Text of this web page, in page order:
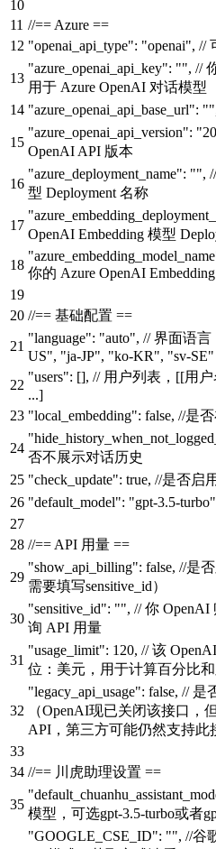
//== Azure ==
"openai_api_type": "openai", //
"azure_openai_api_key": "", //
用于 Azure OpenAI 对话模型
"azure_openai_api_base_url": ""
"azure_openai_api_version":
OpenAI API 版本
"azure_deployment_name": "",
型 Deployment 名称
OpenAI Embedding 模型
你的 Azure OpenAI
//== 基础配置 ==
"language": "auto", // 界面语言
US", "ja-JP", "ko-KR", "sv-SE"
"users": [], // 用户列表，[[用
...]
"local_embedding": false, //是否
否不展示对话历史
"check_update": true, //是否启
"default_model": "gpt-3.5-turbo"
//== API 用量 ==
"show_api_billing": false, //是
需要填写sensitive_id）
"sensitive_id": "", // 你 OpenAI
询 API 用量
"usage_limit": 120, // 该
位：美元，用于计算百分比
"legacy_api_usage": false, // 是
（OpenAI现已关闭该接口，
API，第三方可能仍然支持此
//== 川虎助理设置 ==
模型，可选gpt-3.5-turbo或者
"GOOGLE_CSE_ID": "", //谷